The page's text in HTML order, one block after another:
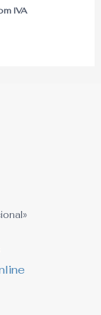
IVA